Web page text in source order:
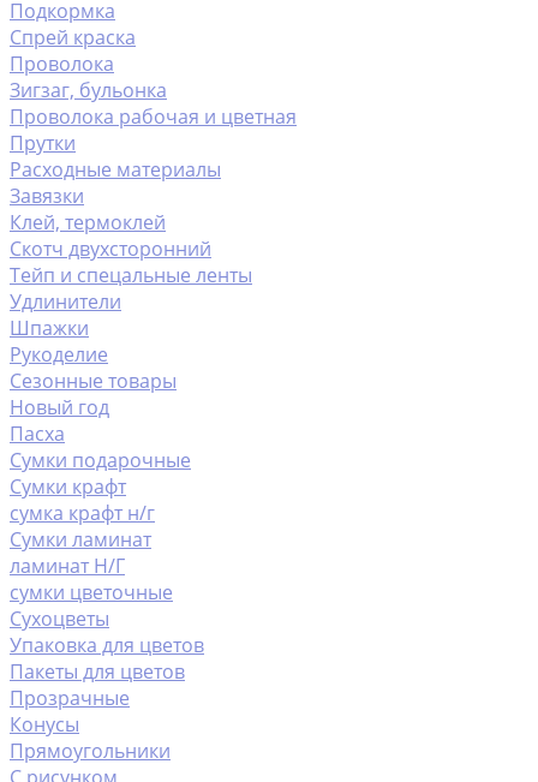
Подкормка
Спрей краска
Проволока
Зигзаг, бульонка
Проволока рабочая и цветная
Прутки
Расходные материалы
Завязки
Клей, термоклей
Скотч двухсторонний
Тейп и спецальные ленты
Удлинители
Шпажки
Рукоделие
Сезонные товары
Новый год
Пасха
Сумки подарочные
Сумки крафт
сумка крафт н/г
Сумки ламинат
ламинат Н/Г
сумки цветочные
Сухоцветы
Упаковка для цветов
Пакеты для цветов
Прозрачные
Конусы
Прямоугольники